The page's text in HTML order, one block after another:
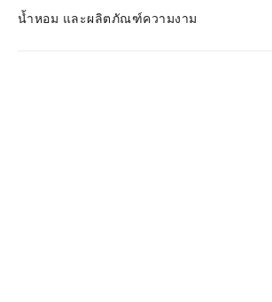
น้ำหอม และผลิตภัณฑ์ความงาม